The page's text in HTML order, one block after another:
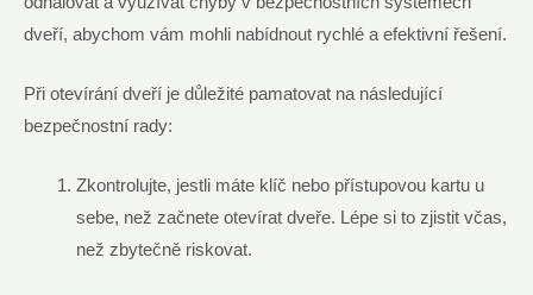
dveří, abychom vám mohli nabídnout rychlé a efektivní řešení.
Při otevírání dveří je důležité pamatovat na následující
bezpečnostní rady:
Zkontrolujte, jestli máte klíč nebo přístupovou kartu u
sebe, než začnete otevírat dveře. Lépe si to zjistit včas,
než zbytečně riskovat.